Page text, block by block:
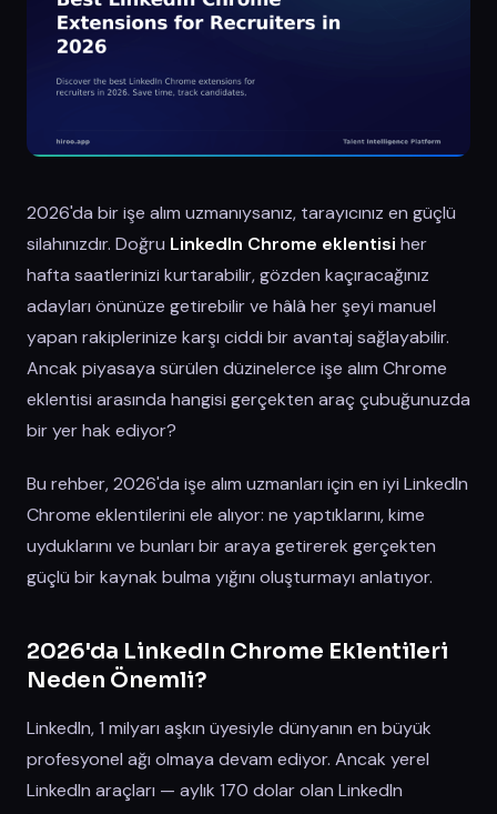
2026'da bir işe alım uzmanıysanız, tarayıcınız en güçlü
silahınızdır. Doğru LinkedIn Chrome eklentisi her
hafta saatlerinizi kurtarabilir, gözden kaçıracağınız
adayları önünüze getirebilir ve hâlâ her şeyi manuel
yapan rakiplerinize karşı ciddi bir avantaj sağlayabilir.
Ancak piyasaya sürülen düzinelerce işe alım Chrome
eklentisi arasında hangisi gerçekten araç çubuğunuzda
bir yer hak ediyor?
Bu rehber, 2026'da işe alım uzmanları için en iyi LinkedIn
Chrome eklentilerini ele alıyor: ne yaptıklarını, kime
uyduklarını ve bunları bir araya getirerek gerçekten
güçlü bir kaynak bulma yığını oluşturmayı anlatıyor.
2026'da LinkedIn Chrome Eklentileri
Neden Önemli?
LinkedIn, 1 milyarı aşkın üyesiyle dünyanın en büyük
profesyonel ağı olmaya devam ediyor. Ancak yerel
LinkedIn araçları — aylık 170 dolar olan LinkedIn